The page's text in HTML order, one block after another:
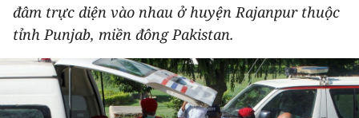
PHÁP LUẬT
THẾ GIỚI
đâm trực diện vào nhau ở huyện Rajanpur thuộc
tỉnh Punjab, miền đông Pakistan.